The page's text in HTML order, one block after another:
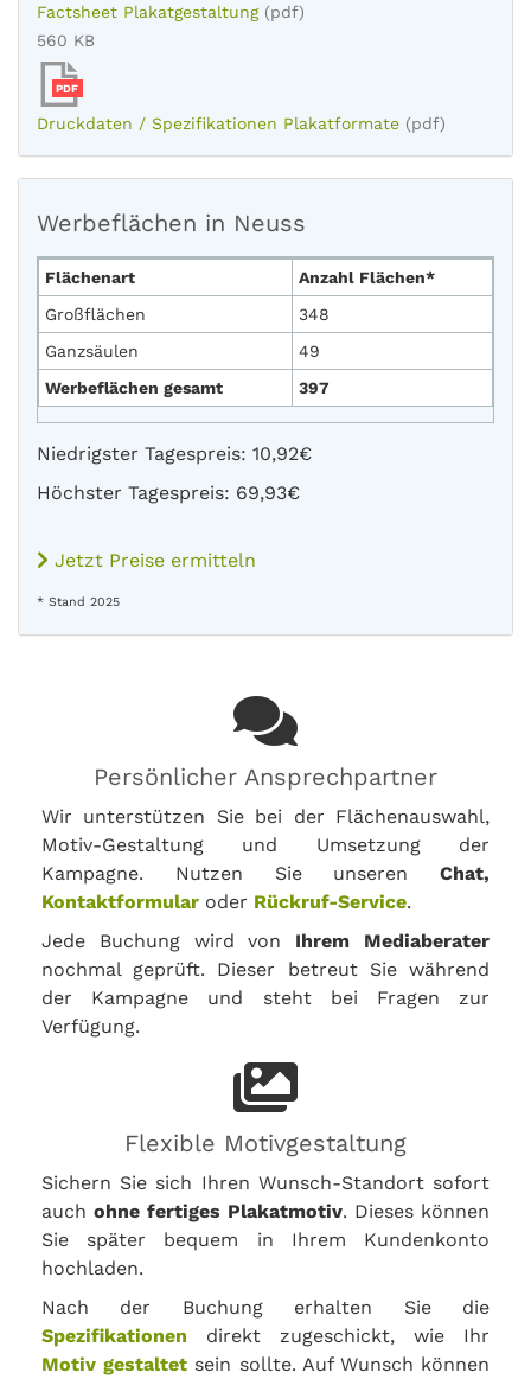
Factsheet Plakatgestaltung (pdf)
560 KB
PDF
Druckdaten / Spezifikationen Plakatformate (pdf)
Werbeflächen in Neuss
Flächenart
Anzahl Flächen*
Großflächen
348
Ganzsäulen
49
Werbeflächen gesamt
397
Niedrigster Tagespreis: 10,92€
Höchster Tagespreis: 69,93€
Jetzt Preise ermitteln
* Stand 2025
Persönlicher Ansprechpartner
Wir unterstützen Sie bei der Flächenauswahl,
Motiv-Gestaltung und Umsetzung der
Kampagne. Nutzen Sie unseren Chat,
Kontaktformular oder Rückruf-Service.
Jede Buchung wird von Ihrem Mediaberater
nochmal geprüft. Dieser betreut Sie während
der Kampagne und steht bei Fragen zur
Verfügung.
Flexible Motivgestaltung
Sichern Sie sich Ihren Wunsch-Standort sofort
auch ohne fertiges Plakatmotiv. Dieses können
Sie später bequem in Ihrem Kundenkonto
hochladen.
Nach der Buchung erhalten Sie die
Spezifikationen direkt zugeschickt, wie Ihr
Motiv gestaltet sein sollte. Auf Wunsch können